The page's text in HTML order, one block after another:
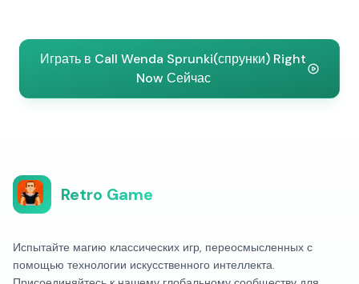
Играть в Call Wenda Sprunki(спрунки) Right
Now Сейчас
Retro Game
Испытайте магию классических игр, переосмысленных с
помощью технологии искусственного интеллекта.